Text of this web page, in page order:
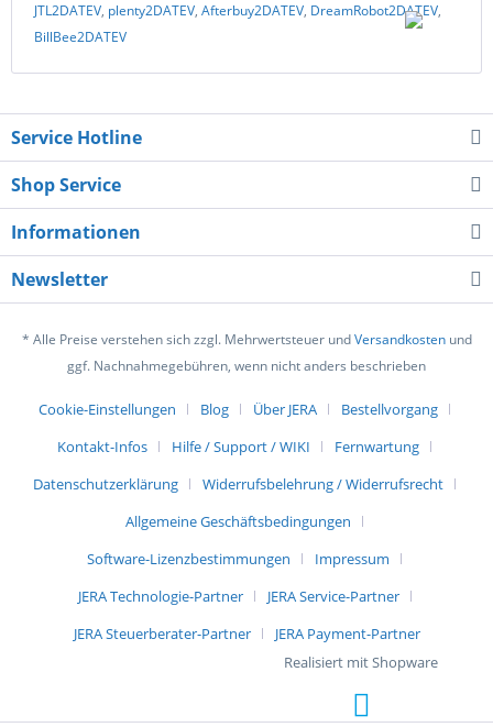
JTL2DATEV, plenty2DATEV, Afterbuy2DATEV, DreamRobot2DATEV,
BillBee2DATEV
Service Hotline
Shop Service
Informationen
Newsletter
* Alle Preise verstehen sich zzgl. Mehrwertsteuer undVersandkostenund
ggf. Nachnahmegebühren, wenn nicht anders beschrieben
Cookie-Einstellungen Blog Über JERA
Bestellvorgang
Kontakt-Infos
Hilfe / Support / WIKI
Fernwartung
Datenschutzerklärung
Widerrufsbelehrung / Widerrufsrecht
Allgemeine Geschäftsbedingungen
Software-Lizenzbestimmungen
Impressum
JERA Technologie-Partner
JERA Service-Partner
JERA Steuerberater-Partner
JERA Payment-Partner
Realisiert mit Shopware